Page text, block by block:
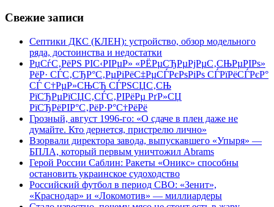
Свежие записи
Септики ДКС (КЛЕН): устройство, обзор модельного
ряда, достоинства и недостатки
РџСѓС‚РёРЅ РІС‹РІРµР» «РЁРµСЂРµРјРµС‚СЊРµРІРѕ»
РёР· СЃС‚СЂР°С‚РµРіРёС‡РµСЃРєРѕРіРѕ СЃРїРёСЃРєР°
СЃ С†РµР»СЊСЋ СЃРЅСЏС‚СЊ
РїСЂРµРїСЏС‚СЃС‚РІРёРµ РґР»СЏ
РїСЂРёРІР°С‚РёР·Р°С†РёРё
Грозный, август 1996-го: «О сдаче в плен даже не
думайте. Кто дернется, пристрелю лично»
Взорвали директора завода, выпускавшего «Упыря» —
БПЛА, который первым уничтожил Abrams
Герой России Саблин: Ракеты «Оникс» способны
остановить украинское судоходство
Российский футбол в период СВО: «Зенит»,
«Краснодар» и «Локомотив» — миллиардеры